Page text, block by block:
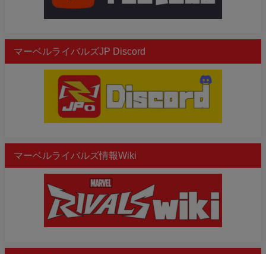
マーベルライバルズJP Discord
マーベルライバルズ情報Wiki